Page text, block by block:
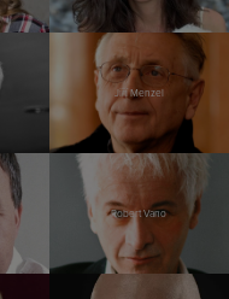
Jiří Menzel
Robert Vano